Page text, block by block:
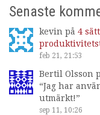
Senaste
kevin på 4
feb 21, 21:53
Bertil Olsson
“Jag har
utmärkt!”
sep 11, 10:26